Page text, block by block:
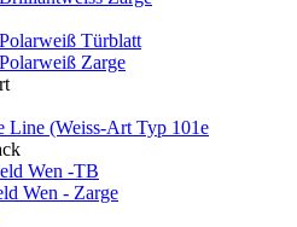
Türblatt
Zarge
Line (Weiss-Art Typ 101e
Wen -TB
Wen - Zarge